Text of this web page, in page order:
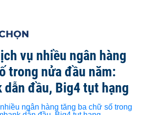
vụ nhiều ngân hàng
trong nửa đầu năm:
dẫn đầu, Big4 tụt hạng